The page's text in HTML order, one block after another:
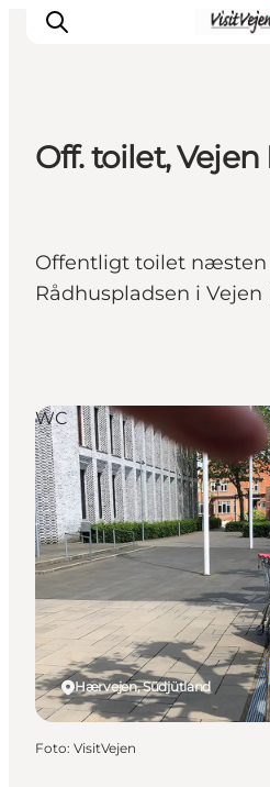
Nature
Städte
Events
Off. toilet,
Offentligt toilet næsten
Rådhuspladsen i Vejen
Hærvejen, Südjütland
WC
Foto: VisitVejen